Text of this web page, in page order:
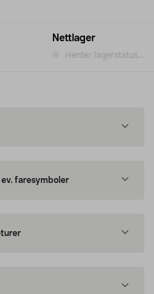
Nettlager
Henter lagerstatus...
faresymboler